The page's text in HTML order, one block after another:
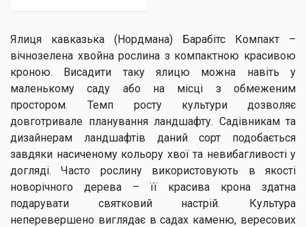
Ялиця кавказька (Нордмана) Барабітс Компакт –
вічнозелена хвойна рослина з компактною красивою
кроною. Висадити таку ялицю можна навіть у
маленькому саду або на місці з обмеженим
простором. Темп росту культури дозволяє
довготривале планування ландшафту. Садівникам та
дизайнерам ландшафтів даний сорт подобається
завдяки насиченому кольору хвої та невибагливості у
догляді. Часто рослину використовують в якості
новорічного дерева – її красива крона здатна
подарувати святковий настрій. Культура
неперевершено виглядає в садах каменю, вересових